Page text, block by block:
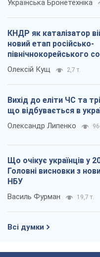
Українська Бронетехніка
КНДР як каталізатор
новий етап російсько-
північнокорейського
Олексій Кущ 2,7 т.
Вихід до еліти ЧС та
що відбувається в
Олександр Липенко
Що очікує українців у
Головні висновки з
НБУ
Василь Фурман 19,7 т.
Всі думки